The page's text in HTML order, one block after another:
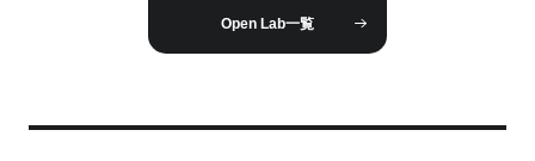
Open Lab一覧